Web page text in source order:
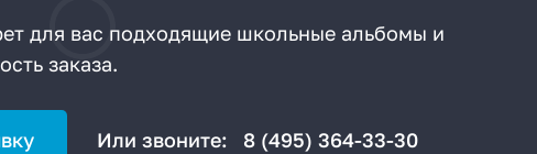
для вас подходящие школьные альбомы и
заказа.
Или звоните: 8 (495) 364-33-30